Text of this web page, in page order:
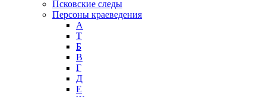
Псковские следы
Персоны краеведения
А
T
Б
В
Г
Д
Е